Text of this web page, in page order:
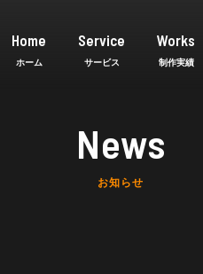
Home Service Works
News
お知らせ